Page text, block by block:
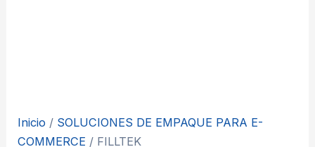
Inicio / SOLUCIONES DE EMPAQUE PARA E-
COMMERCE / FILLTEK